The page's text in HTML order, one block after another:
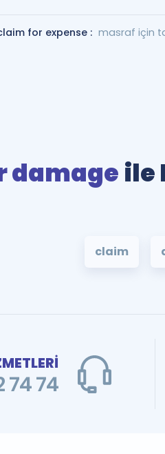
for expense : masraf için
damage ile
claim
74